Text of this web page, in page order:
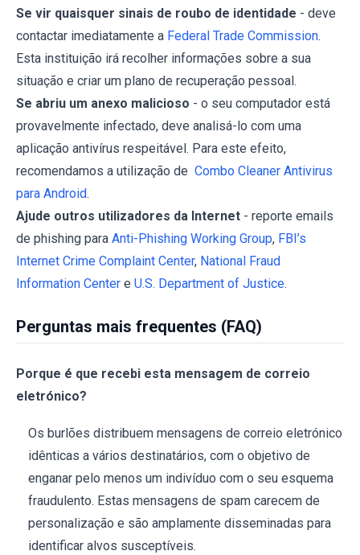
Se vir quaisquer sinais de roubo de identidade - deve
contactar imediatamente a Federal Trade Commission.
Esta instituição irá recolher informações sobre a sua
situação e criar um plano de recuperação pessoal.
Se abriu um anexo malicioso - o seu computador está
provavelmente infectado, deve analisá-lo com uma
aplicação antivírus respeitável. Para este efeito,
recomendamos a utilização de Combo Cleaner Antivirus
para Android.
Ajude outros utilizadores da Internet - reporte emails
de phishing para Anti-Phishing Working Group, FBI’s
Internet Crime Complaint Center, National Fraud
Information Center e U.S. Department of Justice.
Perguntas mais frequentes (FAQ)
Porque é que recebi esta mensagem de correio
eletrónico?
Os burlões distribuem mensagens de correio eletrónico
idênticas a vários destinatários, com o objetivo de
enganar pelo menos um indivíduo com o seu esquema
fraudulento. Estas mensagens de spam carecem de
personalização e são amplamente disseminadas para
identificar alvos susceptíveis.